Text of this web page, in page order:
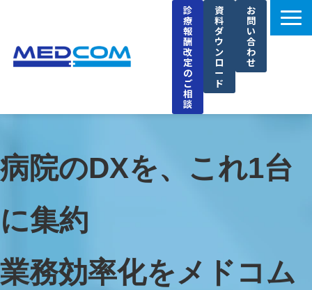
診
療
報
酬
改
定
の
ご
相
談
資
料
ダ
ウ
ン
ロ
ー
ド
お
問
い
合
わ
せ
導入事例
企業情報
病院のDXを、これ1台
に集約
業務効率化をメドコム